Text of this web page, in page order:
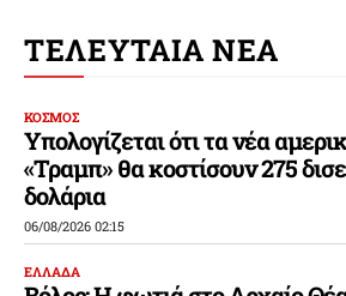
ΤΕΛΕΥΤΑΙΑ ΝΕΑ
ΚΟΣΜΟΣ
Υπολογίζεται ότι τα νέα
«Τραμπ» θα κοστίσουν 275
δολάρια
06/08/2026 02:15
ΕΛΛΑΔΑ